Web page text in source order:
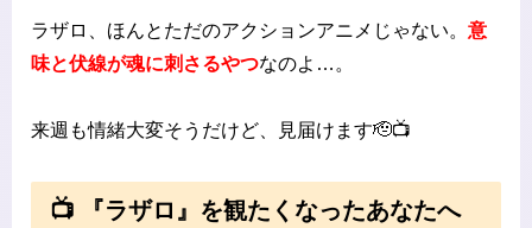
ラザロ、ほんとただのアクションアニメじゃない。 意
味と伏線が魂に刺さるやつなのよ…。
来週も情緒大変そうだけど、見届けます🫡📺
📺 『ラザロ』を観たくなったあなたへ